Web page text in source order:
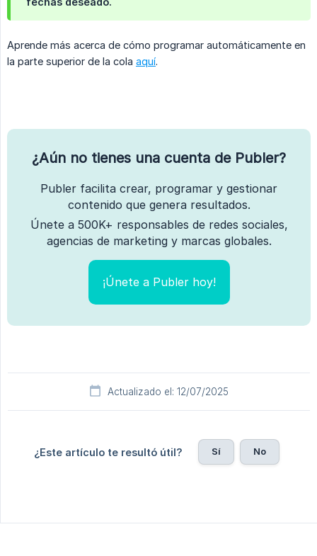
Aprende más acerca de cómo programar automáticamente en
la parte superior de la cola aquí.
¿Aún no tienes una cuenta de Publer?
Publer facilita crear, programar y gestionar
contenido que genera resultados.
Únete a 500K+ responsables de redes sociales,
agencias de marketing y marcas globales.
¡Únete a Publer hoy!
Actualizado el: 12/07/2025
¿Este artículo te resultó útil? Sí No